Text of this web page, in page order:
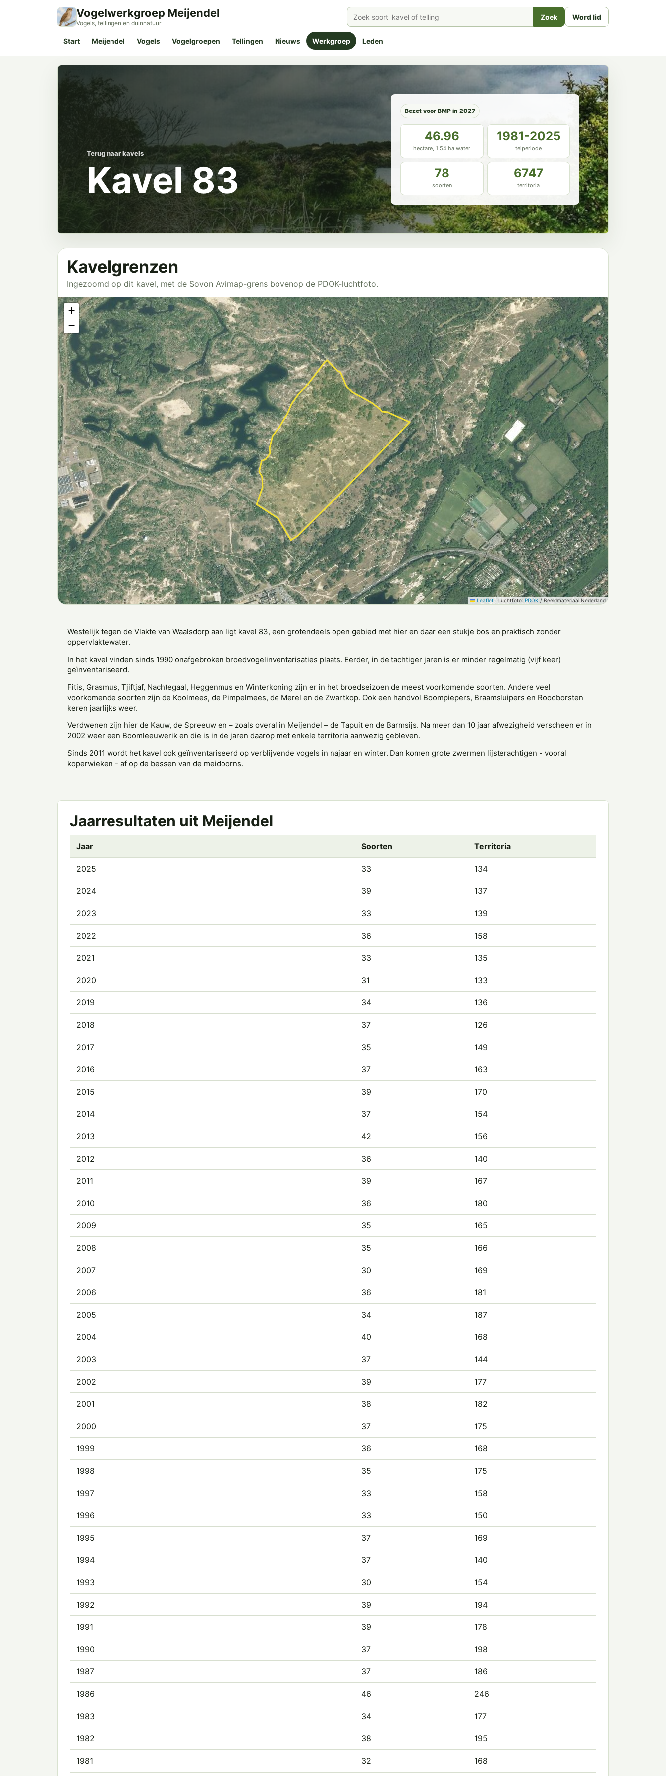
Vogelwerkgroep Meijendel
Vogels, tellingen en duinnatuur
Zoek Word lid
Start Meijendel Vogels Vogelgroepen Tellingen Nieuws Werkgroep Leden
Terug naar kavels
Kavel 83
Bezet voor BMP in 2027
46.96
hectare, 1.54 ha water
1981-2025
telperiode
78
soorten
6747
territoria
Kavelgrenzen
Ingezoomd op dit kavel, met de Sovon Avimap-grens bovenop de PDOK-luchtfoto.
+
−
Leaflet Luchtfoto: PDOK / Beeldmateriaal Nederland
Westelijk tegen de Vlakte van Waalsdorp aan ligt kavel 83, een grotendeels open gebied met hier en daar een stukje bos en praktisch zonder
oppervlaktewater.
In het kavel vinden sinds 1990 onafgebroken broedvogelinventarisaties plaats. Eerder, in de tachtiger jaren is er minder regelmatig (vijf keer)
geïnventariseerd.
Fitis, Grasmus, Tjiftjaf, Nachtegaal, Heggenmus en Winterkoning zijn er in het broedseizoen de meest voorkomende soorten. Andere veel
voorkomende soorten zijn de Koolmees, de Pimpelmees, de Merel en de Zwartkop. Ook een handvol Boompiepers, Braamsluipers en Roodborsten
keren jaarlijks weer.
Verdwenen zijn hier de Kauw, de Spreeuw en – zoals overal in Meijendel – de Tapuit en de Barmsijs. Na meer dan 10 jaar afwezigheid verscheen er in
2002 weer een Boom­leeuwerik en die is in de jaren daarop met enkele territoria aanwezig gebleven.
Sinds 2011 wordt het kavel ook geïnventariseerd op verblijvende vogels in najaar en winter. Dan komen grote zwermen lijsterachtigen - vooral
koperwieken - af op de bessen van de meidoorns.
Jaarresultaten uit Meijendel
Jaar Soorten Territoria
2025 33 134
2024 39 137
2023 33 139
2022 36 158
2021 33 135
2020 31 133
2019 34 136
2018 37 126
2017 35 149
2016 37 163
2015 39 170
2014 37 154
2013 42 156
2012 36 140
2011 39 167
2010 36 180
2009 35 165
2008 35 166
2007 30 169
2006 36 181
2005 34 187
2004 40 168
2003 37 144
2002 39 177
2001 38 182
2000 37 175
1999 36 168
1998 35 175
1997 33 158
1996 33 150
1995 37 169
1994 37 140
1993 30 154
1992 39 194
1991 39 178
1990 37 198
1987 37 186
1986 46 246
1983 34 177
1982 38 195
1981 32 168